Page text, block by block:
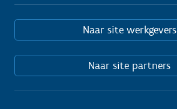
Naar site werkgevers
Naar site partners